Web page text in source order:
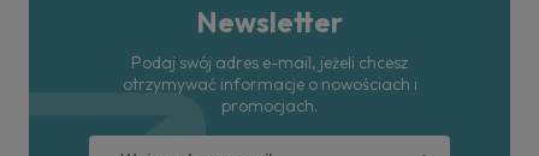
Newsletter
Podaj swój adres e-mail, jeżeli chcesz
otrzymywać informacje o nowościach i
promocjach.